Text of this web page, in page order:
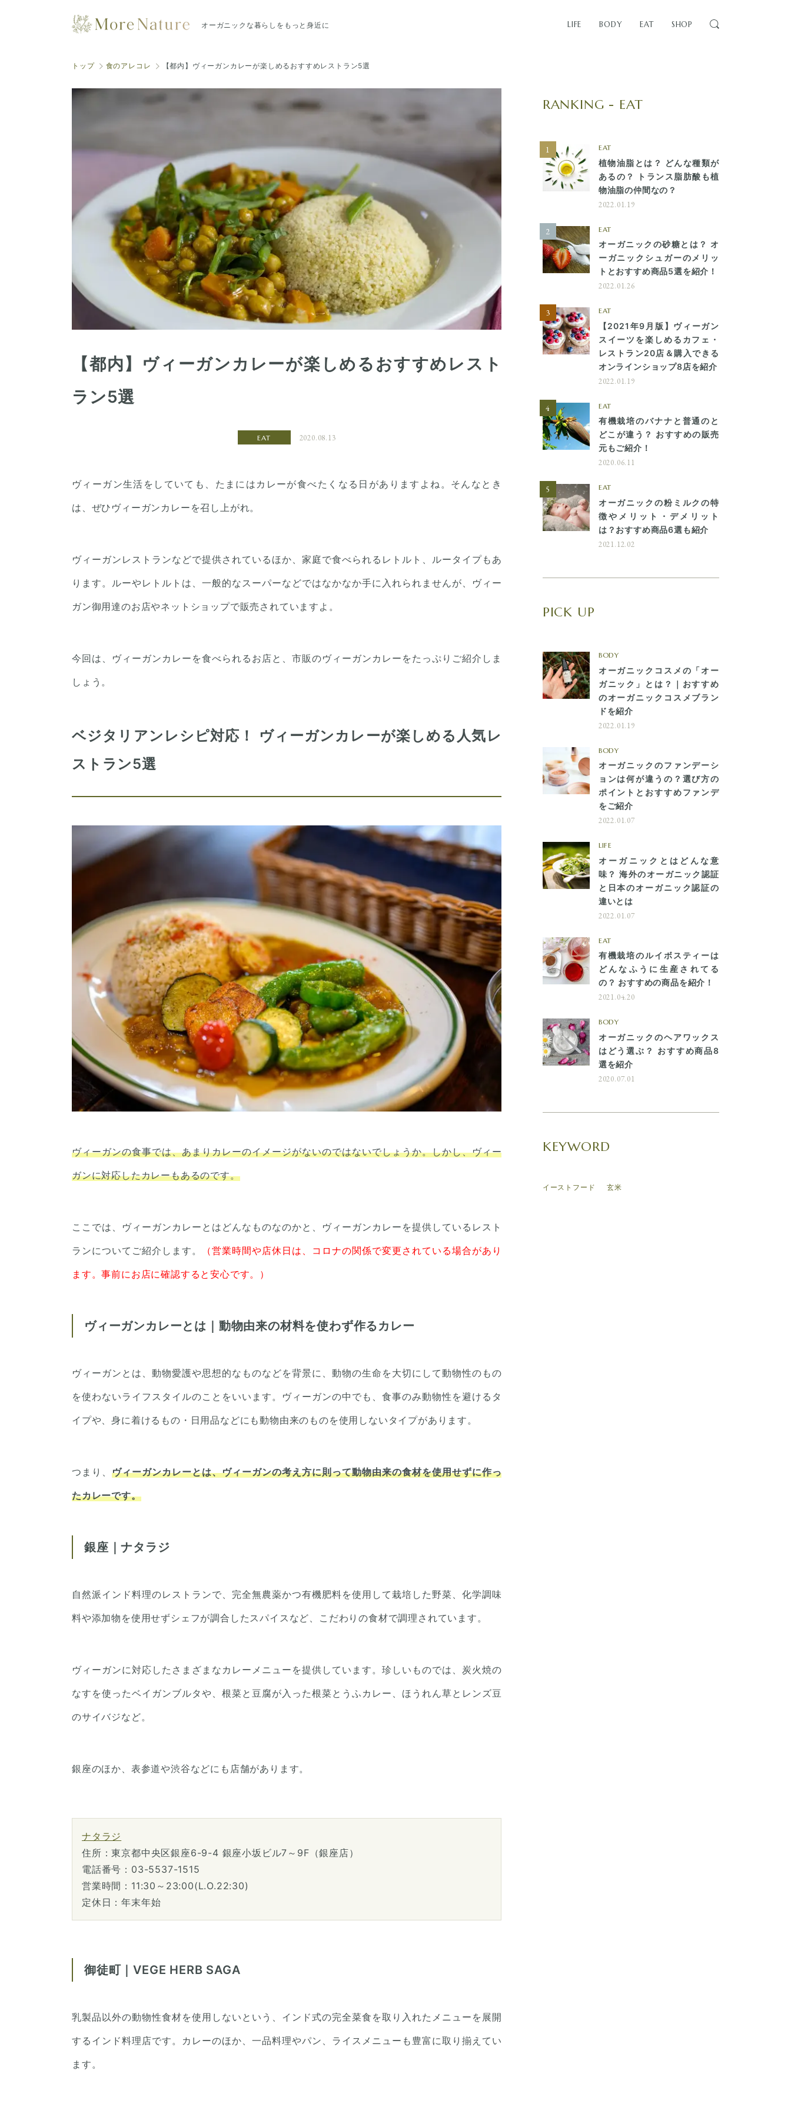
オーガニックな暮らしをもっと身近に LIFE BODY EAT SHOP
トップ 食のアレコレ 【都内】ヴィーガンカレーが楽しめるおすすめレストラン5選
【都内】ヴィーガンカレーが楽しめるおすすめレスト
ラン5選
EAT 2020.08.13
ヴィーガン生活をしていても、たまにはカレーが食べたくなる日がありますよね。そんなとき
は、ぜひヴィーガンカレーを召し上がれ。
ヴィーガンレストランなどで提供されているほか、家庭で食べられるレトルト、ルータイプもあ
ります。ルーやレトルトは、一般的なスーパーなどではなかなか手に入れられませんが、ヴィー
ガン御用達のお店やネットショップで販売されていますよ。
今回は、ヴィーガンカレーを食べられるお店と、市販のヴィーガンカレーをたっぷりご紹介しま
しょう。
ベジタリアンレシピ対応！ ヴィーガンカレーが楽しめる人気レ
ストラン5選
ヴィーガンの食事では、あまりカレーのイメージがないのではないでしょうか。しかし、ヴィー
ガンに対応したカレーもあるのです。
ここでは、ヴィーガンカレーとはどんなものなのかと、ヴィーガンカレーを提供しているレスト
ランについてご紹介します。
（営業時間や店休日は、コロナの関係で変更されている場合があり
ます。事前にお店に確認すると安心です。）
ヴィーガンカレーとは｜動物由来の材料を使わず作るカレー
ヴィーガンとは、動物愛護や思想的なものなどを背景に、動物の生命を大切にして動物性のもの
を使わないライフスタイルのことをいいます。ヴィーガンの中でも、食事のみ動物性を避けるタ
イプや、身に着けるもの・日用品などにも動物由来のものを使用しないタイプがあります。
つまり、 ヴィーガンカレーとは、ヴィーガンの考え方に則って動物由来の食材を使用せずに作っ
たカレーです。
銀座｜ナタラジ
自然派インド料理のレストランで、完全無農薬かつ有機肥料を使用して栽培した野菜、化学調味
料や添加物を使用せずシェフが調合したスパイスなど、こだわりの食材で調理されています。
ヴィーガンに対応したさまざまなカレーメニューを提供しています。珍しいものでは、炭火焼の
なすを使ったベイガンブルタや、根菜と豆腐が入った根菜とうふカレー、ほうれん草とレンズ豆
のサイバジなど。
銀座のほか、表参道や渋谷などにも店舗があります。
ナタラジ
住所：東京都中央区銀座6-9-4 銀座小坂ビル7～9F（銀座店）
電話番号：03-5537-1515
営業時間：11:30～23:00(L.O.22:30)
定休日：年末年始
御徒町｜VEGE HERB SAGA
乳製品以外の動物性食材を使用しないという、インド式の完全菜食を取り入れたメニューを展開
するインド料理店です。カレーのほか、一品料理やパン、ライスメニューも豊富に取り揃えてい
ます。
RANKING - EAT
EAT
植物油脂とは？ どんな種類が
あるの？ トランス脂肪酸も植
物油脂の仲間なの？
2022.01.19
EAT
オーガニックの砂糖とは？ オ
ーガニックシュガーのメリッ
トとおすすめ商品5選を紹介！
2022.01.26
EAT
【2021年9月版】ヴィーガン
スイーツを楽しめるカフェ・
レストラン20店＆購入できる
オンラインショップ8店を紹介
2022.01.19
EAT
有機栽培のバナナと普通のと
どこが違う？ おすすめの販売
元もご紹介！
2020.06.11
EAT
オーガニックの粉ミルクの特
徴やメリット・デメリット
は？おすすめ商品6選も紹介
2021.12.02
PICK UP
BODY
オーガニックコスメの「オー
ガニック」とは？｜おすすめ
のオーガニックコスメブラン
ドを紹介
2022.01.19
BODY
オーガニックのファンデーシ
ョンは何が違うの？選び方の
ポイントとおすすめファンデ
をご紹介
2022.01.07
LIFE
オーガニックとはどんな意
味？ 海外のオーガニック認証
と日本のオーガニック認証の
違いとは
2022.01.07
EAT
有機栽培のルイボスティーは
どんなふうに生産されてる
の？ おすすめの商品を紹介！
2021.04.20
BODY
オーガニックのヘアワックス
はどう選ぶ？ おすすめ商品8
選を紹介
2020.07.01
KEYWORD
イーストフード 玄米